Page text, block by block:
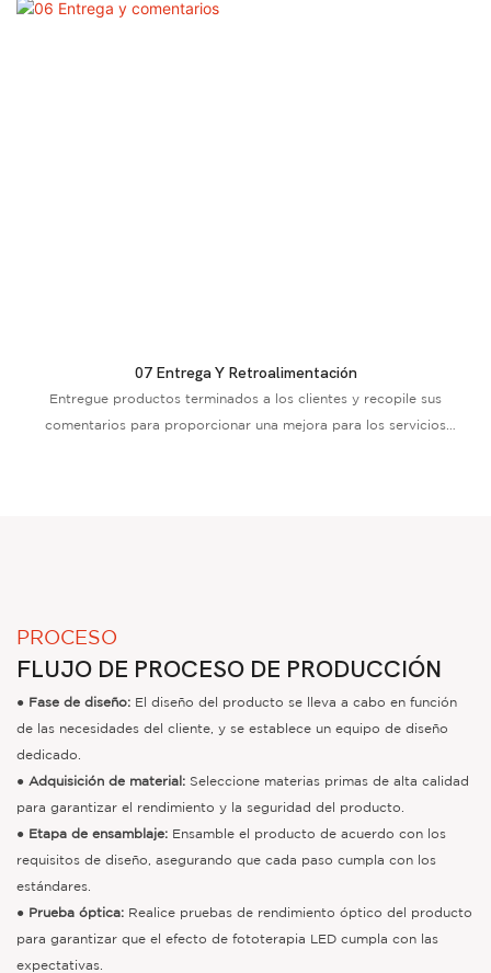
07 Entrega Y Retroalimentación
Entregue productos terminados a los clientes y recopile sus
comentarios para proporcionar una mejora para los servicios
PROCESO
FLUJO DE PROCESO DE PRODUCCIÓN
● Fase de diseño: El diseño del producto se lleva a cabo en función
de las necesidades del cliente, y se establece un equipo de diseño
dedicado.
● Adquisición de material: Seleccione materias primas de alta calidad
para garantizar el rendimiento y la seguridad del producto.
● Etapa de ensamblaje: Ensamble el producto de acuerdo con los
requisitos de diseño, asegurando que cada paso cumpla con los
estándares.
● Prueba óptica: Realice pruebas de rendimiento óptico del producto
para garantizar que el efecto de fototerapia LED cumpla con las
expectativas.